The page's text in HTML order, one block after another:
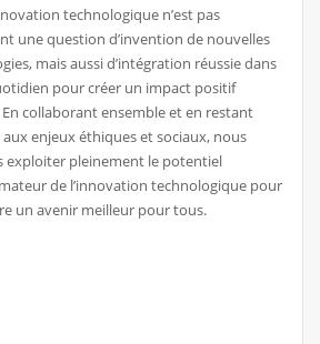
technologique n’est pas
une question d’invention de nouvelles
mais aussi d’intégration réussie dans
pour créer un impact positif
collaborant ensemble et en restant
enjeux éthiques et sociaux, nous
exploiter pleinement le potentiel
de l’innovation technologique pour
un avenir meilleur pour tous.